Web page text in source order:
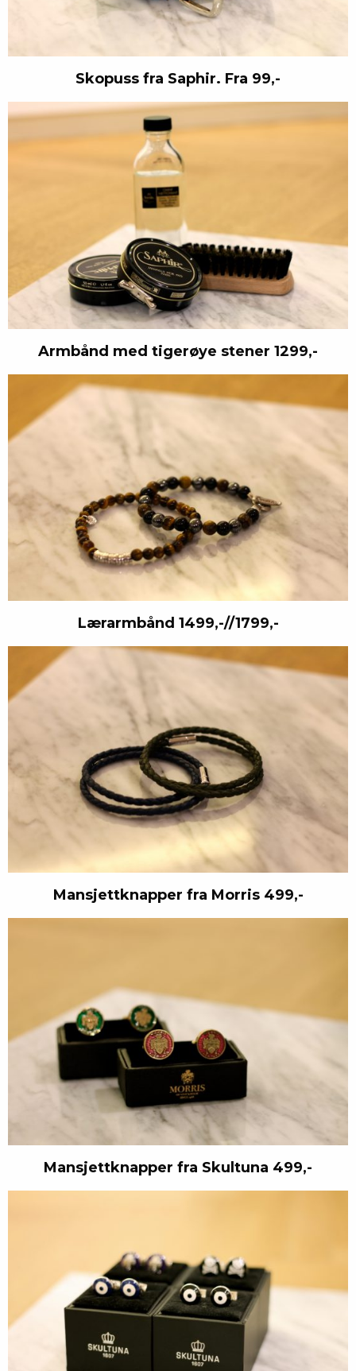
Skopuss fra Saphir. Fra 99,-
Armbånd med tigerøye stener 1299,-
Lærarmbånd 1499,-//1799,-
Mansjettknapper fra Morris 499,-
Mansjettknapper fra Skultuna 499,-